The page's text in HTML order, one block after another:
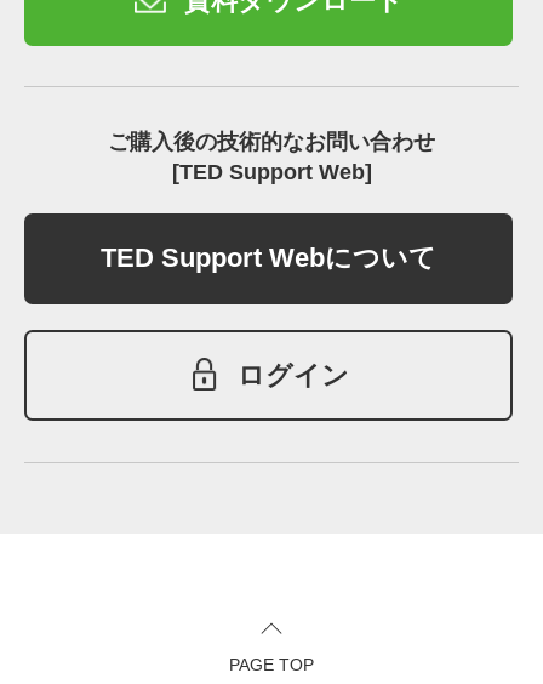
ご購入後の技術的なお問い合わせ
[TED Support Web]
TED Support Webについて
ログイン
PAGE TOP